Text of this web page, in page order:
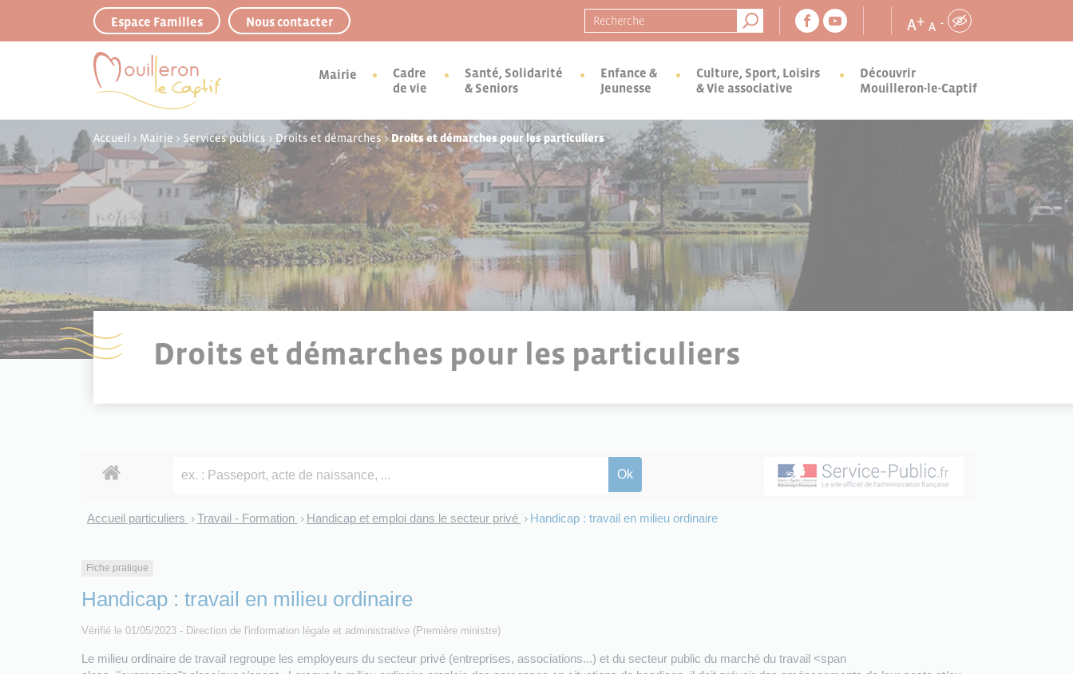
Espace Familles Nous contacter Recherche pour : A+ A -
Mairie
Cadre
de vie
Santé, Solidarité
& Seniors
Enfance &
Jeunesse
Culture, Sport, Loisirs
& Vie associative
Découvrir
Mouilleron-le-Captif
Accueil > Mairie > Services publics > Droits et démarches >Droits et démarches pour les particuliers
Droits et démarches pour les particuliers
Accueil particuliers > Travail - Formation > Handicap et emploi dans le secteur privé > Handicap : travail en milieu ordinaire
Fiche pratique
Handicap : travail en milieu ordinaire
Vérifié le 01/05/2023 - Direction de l'information légale et administrative (Première ministre)
Le milieu ordinaire de travail regroupe les employeurs du secteur privé (entreprises, associations...) et du secteur public du marché du travail <span
Panneau de gestion des cookies